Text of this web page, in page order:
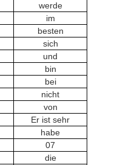
werde
im
besten
sich
und
bin
bei
nicht
von
Er ist sehr
habe
07
die